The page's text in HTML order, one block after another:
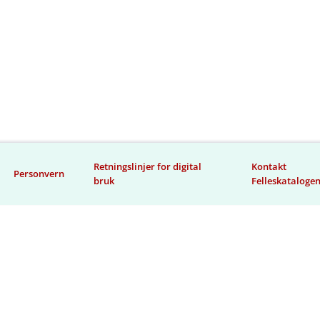
Personvern
Retningslinjer for digital
bruk
Kontakt
Felleskatalogen